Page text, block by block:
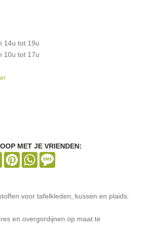
14u tot 19u
10u tot 17u
MET JE VRIENDEN:
Email PinterestWhatsApp
voor tafelkleden, kussen en plaids.
en overgordijnen op maat te